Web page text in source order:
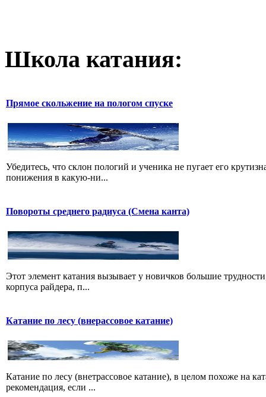
Школа катания:
Прямое скольжение на пологом спуске
Убедитесь, что склон пологий и ученика не пугает его
понижения в какую-ни...
Повороты среднего радиуса (Смена канта)
Этот элемент катания вызывает у новичков большие
корпуса райдера, п...
Катание по лесу (внерассовое катание)
Катание по лесу (внетрассовое катание), в целом похоже на
рекомендация, если ...